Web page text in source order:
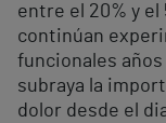
entre el 20% y el
continúan
funcionales
subraya la
dolor desde el